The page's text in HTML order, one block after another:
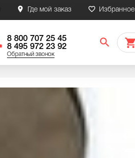
Избранное
Где мой заказ
8 800 707 25 45
8 495 972 23 92
Обратный звонок